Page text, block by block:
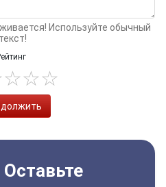
Используйте обычный
текст!